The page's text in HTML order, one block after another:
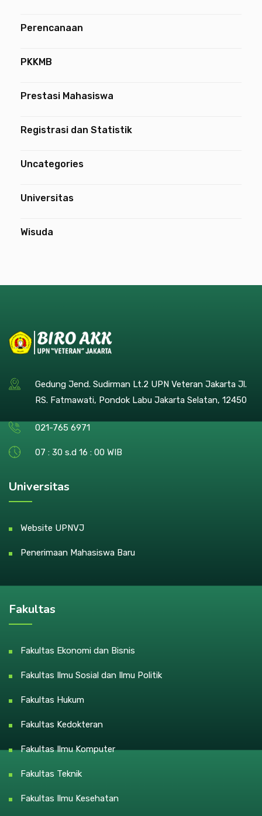
Perencanaan
PKKMB
Prestasi Mahasiswa
Registrasi dan Statistik
Uncategories
Universitas
Wisuda
Gedung Jend. Sudirman Lt.2 UPN Veteran Jakarta Jl.
RS. Fatmawati, Pondok Labu Jakarta Selatan, 12450
021-765 6971
07 : 30 s.d 16 : 00 WIB
Universitas
Website UPNVJ
Penerimaan Mahasiswa Baru
Fakultas
Fakultas Ekonomi dan Bisnis
Fakultas Ilmu Sosial dan Ilmu Politik
Fakultas Hukum
Fakultas Kedokteran
Fakultas Ilmu Komputer
Fakultas Teknik
Fakultas Ilmu Kesehatan